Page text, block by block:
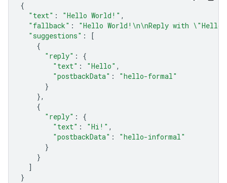
{
"text" : "Hello World!" ,
"fallback" :
"Hello World!\n\nReply with
"suggestions" :
[
{
"reply" :
{
"text" : "Hello" ,
"postbackData" :
"hello-formal"
}
},
{
"reply" :
{
"text" : "Hi!" ,
"postbackData" :
"hello-informal"
}
}
]
}